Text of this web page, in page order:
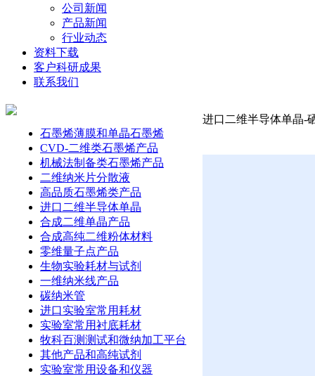
公司新闻
产品新闻
行业动态
资料下载
客户科研成果
联系我们
石墨烯薄膜和单晶石墨烯
CVD-二维类石墨烯产品
机械法制备类石墨烯产品
二维纳米片分散液
高品质石墨烯类产品
进口二维半导体单晶
合成二维单晶产品
合成高纯二维粉体材料
零维量子点产品
生物实验耗材与试剂
一维纳米线产品
碳纳米管
进口实验室常用耗材
实验室常用衬底耗材
牧科百测测试和微纳加工平台
其他产品和高纯试剂
实验室常用设备和仪器
进口二维半导体单晶-